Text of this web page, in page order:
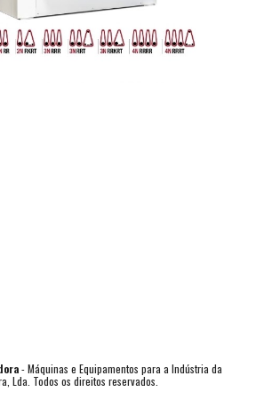
- Máquinas e Equipamentos para a Indústria da
Lda. Todos os direitos reservados.